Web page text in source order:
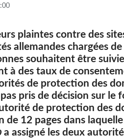
plaintes contre des
allemandes chargées
souhaitent être
à des taux de
de protection des
pris de décision sur
de protection des
12 pages dans
a assigné les deux